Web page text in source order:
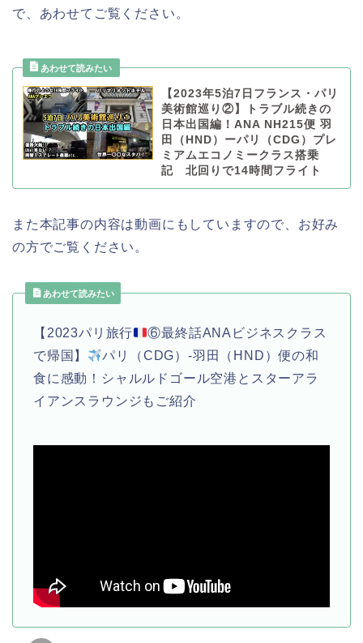
で、あわせてご覧ください。
【2023年5泊7日フランス・パリ
美術館巡り②】トラブル続きの
日本出国編！ANA NH215便 羽
田（HND）ーパリ（CDG）プレ
ミアムエコノミークラス搭乗
記 北回りで14時間フライト
また本記事の内容は動画にもしていますので、お好み
の方でご覧ください。
あわせて読みたい
【2023パリ旅行
⑥最終話ANAビジネスクラス
で帰国】
パリ（CDG）-羽田（HND）便の和
食に感動！シャルルドゴール空港とスターアラ
イアンスラウンジもご紹介